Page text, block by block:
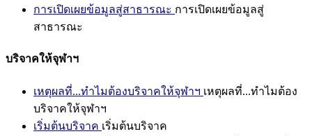
การเปิดเผยข้อมูลสู่สาธารณะ การเปิดเผยข้อมูลสู่
สาธารณะ
บริจาคให้จุฬาฯ
เหตุผลที่...ทำไมต้องบริจาคให้จุฬาฯ เหตุผลที่...ทำไมต้อง
บริจาคให้จุฬาฯ
เริ่มต้นบริจาค เริ่มต้นบริจาค